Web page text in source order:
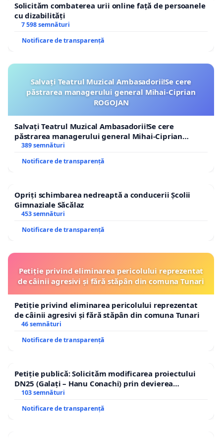
Solicităm combaterea urii online față de persoanele
cu dizabilități
7 598 semnături
Notificare de transparență
Salvați Teatrul Muzical Ambasadorii!Se cere
păstrarea managerului general Mihai-Ciprian
ROGOJAN
Salvați Teatrul Muzical Ambasadorii!Se cere
păstrarea managerului general Mihai-Ciprian
ROGOJAN
389 semnături
Notificare de transparență
Opriți schimbarea nedreaptă a conducerii Școlii
Gimnaziale Săcălaz
453 semnături
Notificare de transparență
Petiție privind eliminarea pericolului reprezentat
de câinii agresivi și fără stăpân din comuna Tunari
Petiție privind eliminarea pericolului reprezentat
de câinii agresivi și fără stăpân din comuna Tunari
46 semnături
Notificare de transparență
Petiție publică: Solicităm modificarea proiectului
DN25 (Galați – Hanu Conachi) prin devierea
traseului în afara localităților!
103 semnături
Notificare de transparență